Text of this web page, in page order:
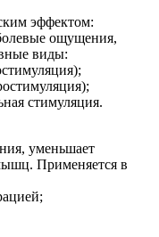
эффектом:
ощущения,
виды:
стимуляция.
уменьшает
Применяется в